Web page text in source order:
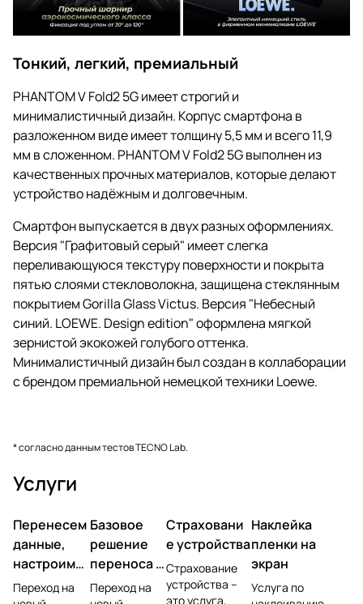
Тонкий, легкий, премиальный
PHANTOM V Fold2 5G имеет строгий и
минималистичный дизайн. Корпус смартфона в
разложенном виде имеет толщину 5,5 мм и всего 11,9
мм в сложенном. PHANTOM V Fold2 5G выполнен из
качественных прочных материалов, которые делают
устройство надёжным и долговечным.
Смартфон выпускается в двух разных оформлениях.
Версия "Графитовый серый" имеет слегка
переливающуюся текстуру поверхности и покрыта
пятью слоями стекловолокна, защищена стеклянным
покрытием Gorilla Glass Victus. Версия "Небесный
синий. LOEWE. Design edition" оформлена мягкой
зернистой экокожей голубого оттенка.
Минималистичный дизайн был создан в коллаборации
с брендом премиальной немецкой техники Loewe.
* согласно данным тестов TECNO Lab.
Услуги
Перенесем
данные,
настроим
учетную
Переход на
Базовое
решение
переноса и
настройки
Переход на
Страховани
е устройства
Страхование
устройства –
это услуга,
Наклейка
пленки на
экран
Услуга по